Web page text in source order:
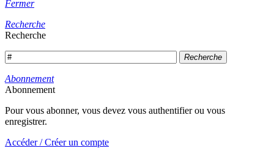
Fermer
Recherche
Recherche
Recherche
Abonnement
Abonnement
Pour vous abonner, vous devez vous authentifier ou vous
enregistrer.
Accéder / Créer un compte